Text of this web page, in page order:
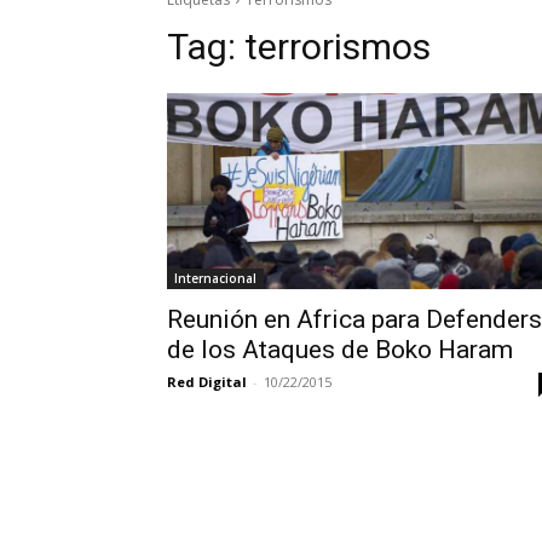
Tag: terrorismos
Internacional
Reunión en Africa para
de los Ataques de Boko Haram
Red Digital - 10/22/2015